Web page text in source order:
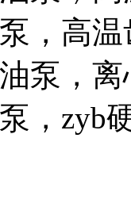
，高
泵，
，zyb